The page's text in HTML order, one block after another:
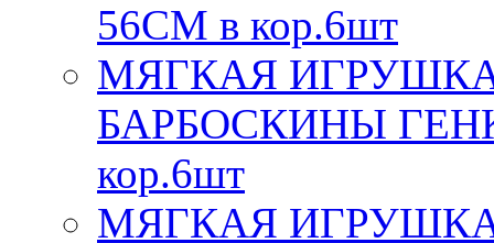
56СМ в кор.6шт
МЯГКАЯ
БАРБОСКИНЫ
кор.6шт
МЯГКАЯ